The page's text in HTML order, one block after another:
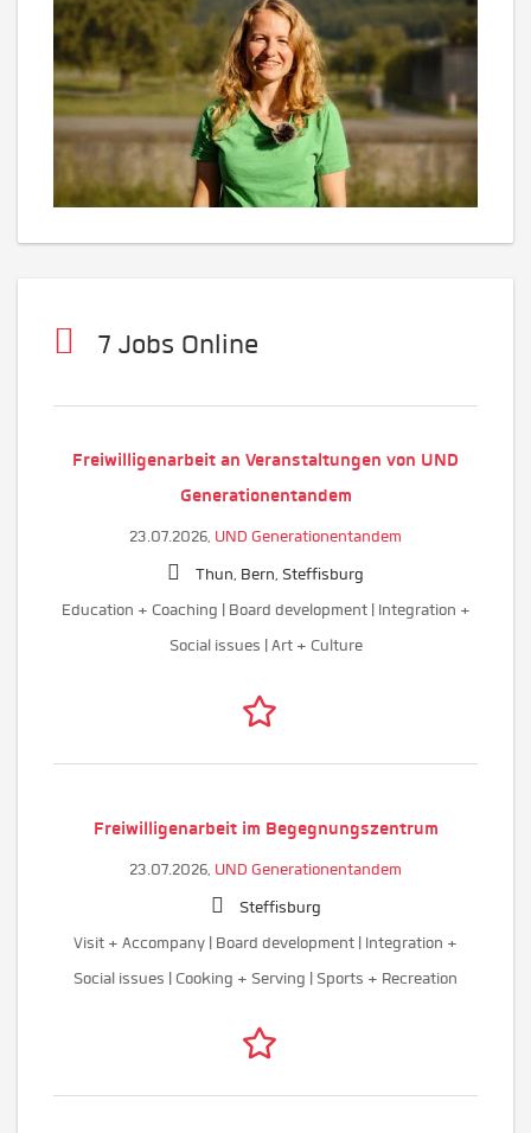
7 Jobs Online
Freiwilligenarbeit an Veranstaltungen von UND
Generationentandem
23.07.2026, UND Generationentandem
Thun, Bern, Steffisburg
Education + Coaching | Board development | Integration +
Social issues | Art + Culture
Freiwilligenarbeit im Begegnungszentrum
23.07.2026, UND Generationentandem
Steffisburg
Visit + Accompany | Board development | Integration +
Social issues | Cooking + Serving | Sports + Recreation